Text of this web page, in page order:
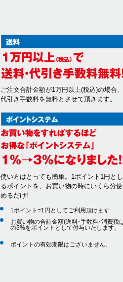
ご注文合計金額が1万円以上(税込)の場合
代引き手数料を無料とさせて頂きます。
使い方はとっても簡単。1ポイント1円と
るポイントを、お買い物の時にいくら分
めるだけ!
1ポイント=1円としてご利用頂けます
お買い物の合計金額(送料･手数料･消費税
の3%をポイントとして付与いたします。
ポイントの有効期限はございません。